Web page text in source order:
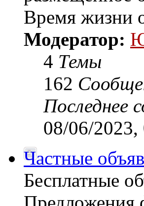
Время жизни
Модератор:
4 Темы
162
Последнее
08/06/2023,
Частные
Бесплатные